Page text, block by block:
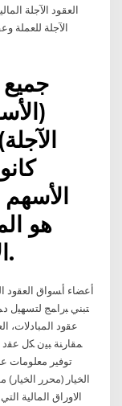
الآجلة للعملة
جميع
الأسهم
هو
الآجلة في قصة نمو الهند.
ﺘﺒﻨﻲ ﺒﺭﺍﻤﺞ ﻟﺘﺴﻬﻴل
ﻋﻘﻭﺩ ﺍﻟﻤﺒﺎﺩﻻﺕ،
ﻤﻘﺎﺭﻨﺔ ﺒﻴﻥ ﻜل
توفير معلومات
الخيار (محرر
الاوراق المالية